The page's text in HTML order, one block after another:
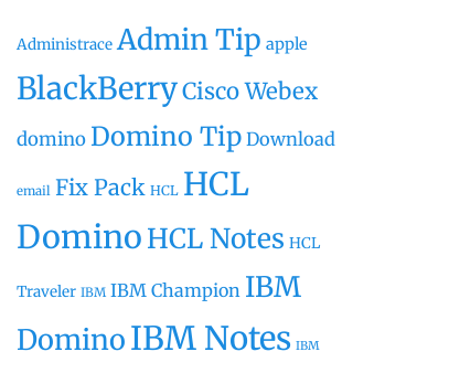
Administrace Admin Tip apple
BlackBerryCisco Webex
domino Domino Tip Download
email Fix Pack HCL HCL
DominoHCL Notes HCL
Traveler IBM IBM Champion IBM
DominoIBM Notes IBM